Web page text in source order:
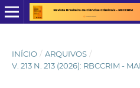
INÍCIO / ARQUIVOS /
V. 213 N. 213 (2026): RBCCRIM -